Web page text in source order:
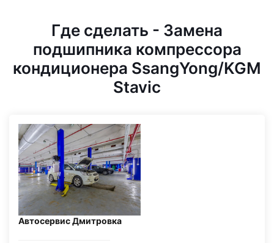
Где сделать - Замена
подшипника компрессора
кондиционера SsangYong/KGM
Stavic
Автосервис Дмитровка